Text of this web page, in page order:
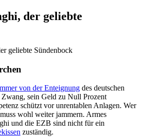
der geliebte
von der Enteignung des deutschen
Zwang, sein Geld zu Null Prozent
schützt vor unrentablen Anlagen. Wer
wohl weiter jammern. Armes
und die EZB sind nicht für ein
zuständig.